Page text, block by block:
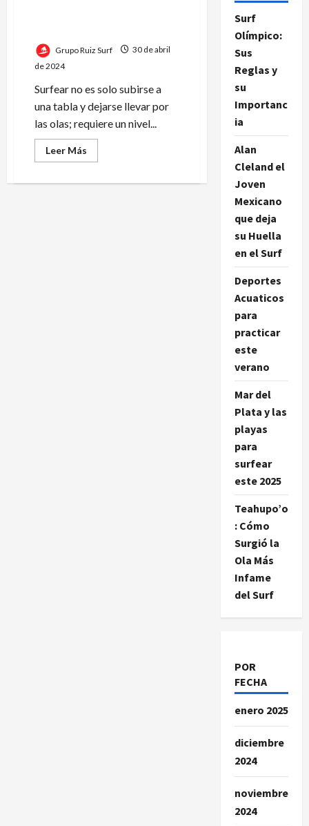
Grupo Ruiz Surf
30 de abril
de 2024
Surfear no es solo subirse a
una tabla y dejarse llevar por
las olas; requiere un nivel...
Leer Más
más
Dieta
Surf
Olímpico:
Sus
Reglas y
su
Importanc
ia
Alan
Cleland el
Joven
Mexicano
que deja
su Huella
en el Surf
Deportes
Acuaticos
para
practicar
este
verano
Mar del
Plata y las
playas
para
surfear
este 2025
Teahupo’o
: Cómo
Surgió la
Ola Más
Infame
del Surf
POR
FECHA
enero 2025
diciembre
2024
noviembre
2024